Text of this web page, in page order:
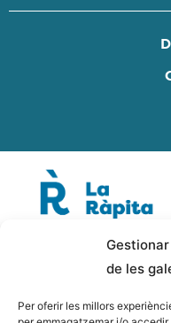
de les
Per oferir les millors